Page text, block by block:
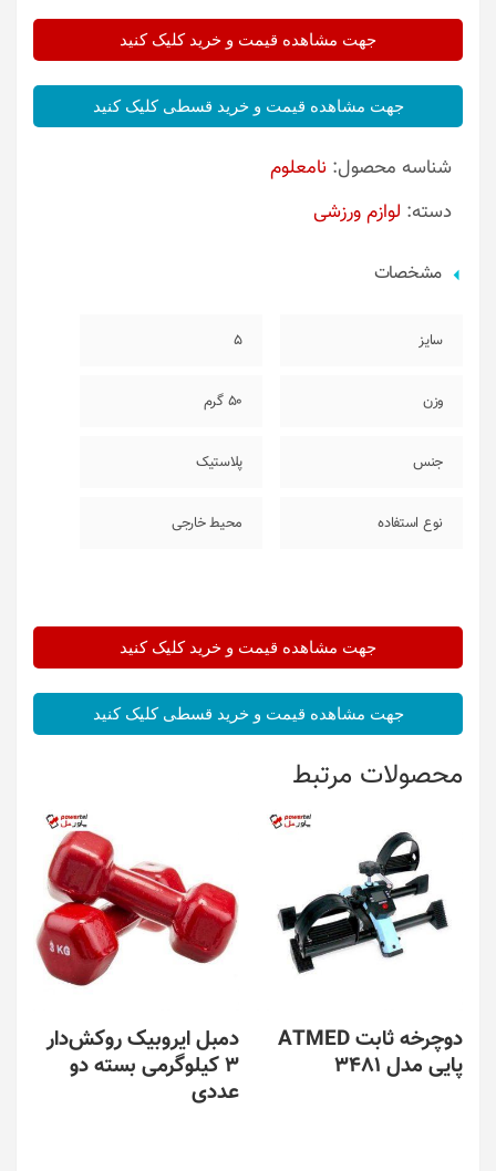
جهت مشاهده قیمت و خرید کلیک کنید
جهت مشاهده قیمت و خرید قسطی کلیک کنید
شناسه محصول: نامعلوم
دسته: لوازم ورزشی
مشخصات
سایز 5
وزن 50 گرم
جنس پلاستیک
نوع استفاده محیط خارجی
جهت مشاهده قیمت و خرید کلیک کنید
جهت مشاهده قیمت و خرید قسطی کلیک کنید
محصولات مرتبط
دوچرخه ثابت ATMED
پایی مدل 3481
دمبل ایروبیک روکش‌دار
3 کیلوگرمی بسته دو
عددی